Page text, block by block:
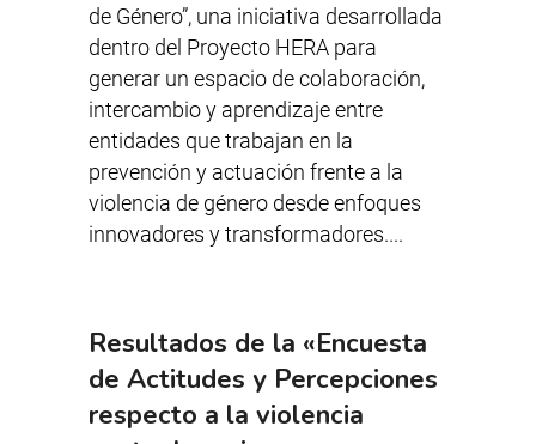
de Género”, una iniciativa desarrollada
dentro del Proyecto HERA para
generar un espacio de colaboración,
intercambio y aprendizaje entre
entidades que trabajan en la
prevención y actuación frente a la
violencia de género desde enfoques
innovadores y transformadores....
Resultados de la «Encuesta
de Actitudes y Percepciones
respecto a la violencia